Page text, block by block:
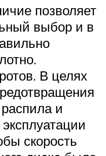
позволяет
выбор и в
В целях
и
скорость